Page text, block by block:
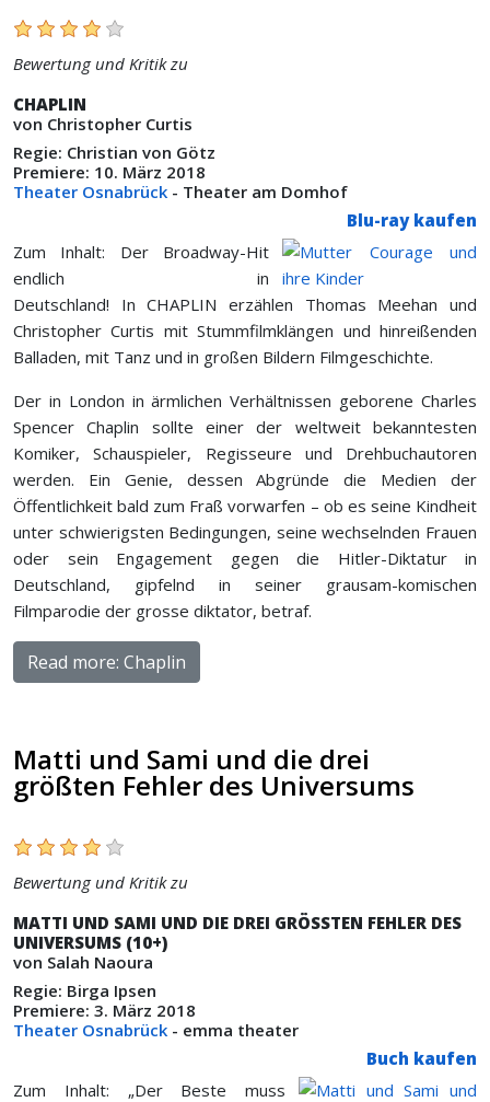
Bewertung und Kritik zu
CHAPLIN
von Christopher Curtis
Regie: Christian von Götz
Premiere: 10. März 2018
Theater Osnabrück - Theater am Domhof
Blu-ray kaufen
Zum Inhalt: Der Broadway-Hit
endlich in
Deutschland! InCHAPLIN erzählen Thomas Meehan und
Christopher Curtis mit Stummfilmklängen und hinreißenden
Balladen, mit Tanz und in großen Bildern Filmgeschichte.
Der in London in ärmlichen Verhältnissen geborene Charles
Spencer Chaplin sollte einer der weltweit bekanntesten
Komiker, Schauspieler, Regisseure und Drehbuchautoren
werden. Ein Genie, dessen Abgründe die Medien der
Öffentlichkeit bald zum Fraß vorwarfen – ob es seine Kindheit
unter schwierigsten Bedingungen, seine wechselnden Frauen
oder sein Engagement gegen die Hitler-Diktatur in
Deutschland, gipfelnd in seiner grausam-komischen
Filmparodie der grosse diktator, betraf.
Read more: Chaplin
Matti und Sami und die drei
größten Fehler des Universums
Bewertung und Kritik zu
MATTI UND SAMI UND DIE DREI GRÖSSTEN FEHLER DES
UNIVERSUMS (10+)
von Salah Naoura
Regie: Birga Ipsen
Premiere: 3. März 2018
Theater Osnabrück - emma theater
Buch kaufen
Zum Inhalt: „Der Beste muss